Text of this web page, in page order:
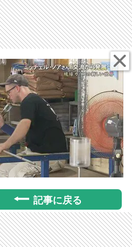
記事に戻る